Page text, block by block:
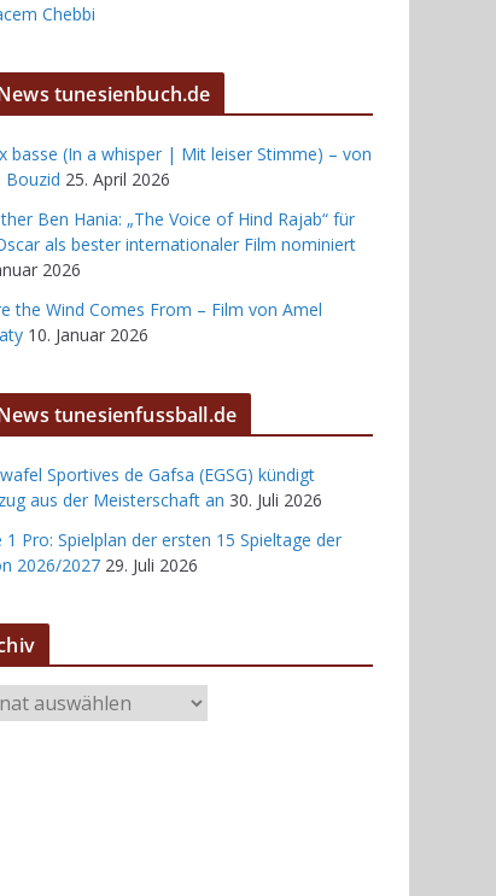
Chebbi
tunesienbuch.de
basse (In a whisper | Mit leiser Stimme) – von
Bouzid 25. April 2026
Ben Hania: „The Voice of Hind Rajab“ für
als bester internationaler Film nominiert
2026
the Wind Comes From – Film von Amel
10. Januar 2026
tunesienfussball.de
Sportives de Gafsa (EGSG) kündigt
aus der Meisterschaft an 30. Juli 2026
1 Pro: Spielplan der ersten 15 Spieltage der
2026/2027 29. Juli 2026